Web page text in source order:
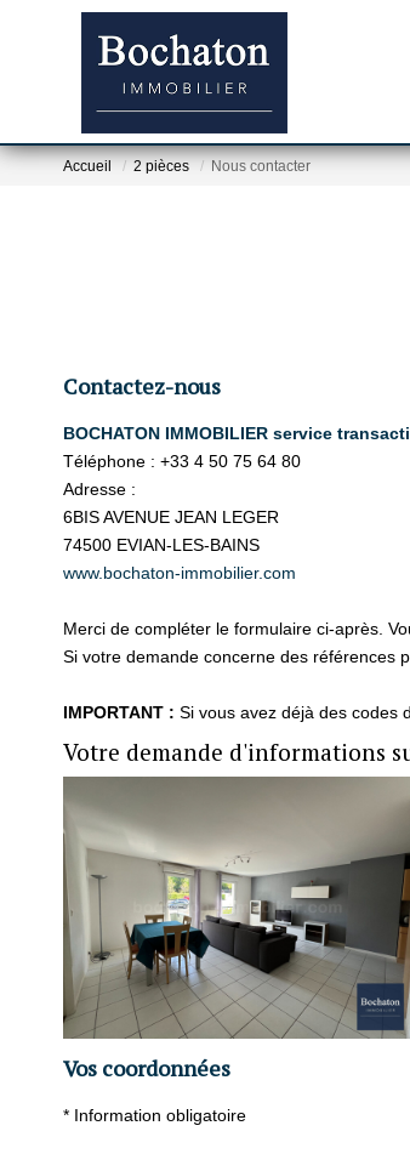
Accueil 2 pièces Nous contacter
Contactez-nous
BOCHATON IMMOBILIER service
Téléphone : +33 4 50 75 64 80
Adresse :
6BIS AVENUE JEAN LEGER
74500 EVIAN-LES-BAINS
www.bochaton-immobilier.com
Merci de compléter le formulaire ci-après.
Si votre demande concerne des références
IMPORTANT : Si vous avez déjà des codes
Votre demande d'informations
Vos coordonnées
* Information obligatoire